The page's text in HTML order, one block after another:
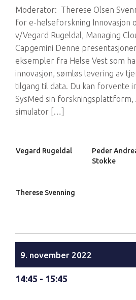
Moderator: Therese Olsen
for e-helseforskning Innovasjon
v/Vegard Rugeldal, Managing
Capgemini Denne
eksempler fra Helse Vest som
innovasjon, sømløs levering av
tilgang til data. Du kan forvente
SysMed sin forskningsplattform,
simulator […]
Vegard Rugeldal
Peder
Stokke
Therese Svenning
9. november 2022
14:45 - 15:45